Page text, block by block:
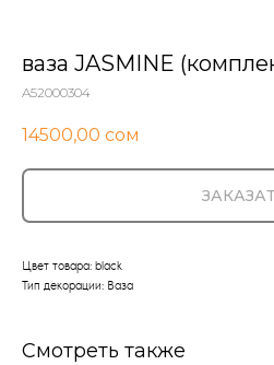
ваза JASMINE
A52000304
14500,00 сом
Цвет товара: black
Тип декорации: Ваза
Смотреть также